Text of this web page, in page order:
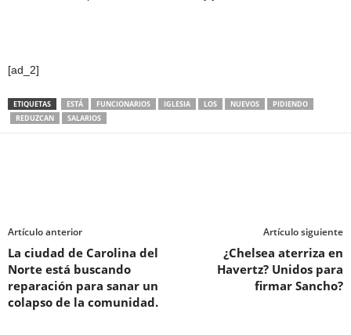
[ad_2]
ETIQUETAS ESTÁ FUNCIONARIOS IGLESIA LOS NUEVOS
PIDIENDO
REDUZCAN
SALARIOS
Artículo anterior
La ciudad de Carolina del
Norte está buscando
reparación para sanar un
colapso de la comunidad.
Artículo siguiente
¿Chelsea aterriza en
Havertz? Unidos para
firmar Sancho?